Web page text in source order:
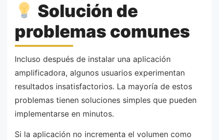
Solución de
problemas comunes
Incluso después de instalar una aplicación
amplificadora, algunos usuarios experimentan
resultados insatisfactorios. La mayoría de estos
problemas tienen soluciones simples que pueden
implementarse en minutos.
Si la aplicación no incrementa el volumen como